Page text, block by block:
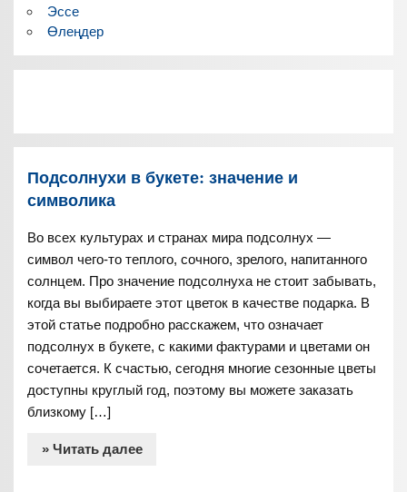
Эссе
Өлеңдер
Подсолнухи в букете: значение и
символика
Во всех культурах и странах мира подсолнух —
символ чего-то теплого, сочного, зрелого, напитанного
солнцем. Про значение подсолнуха не стоит забывать,
когда вы выбираете этот цветок в качестве подарка. В
этой статье подробно расскажем, что означает
подсолнух в букете, с какими фактурами и цветами он
сочетается. К счастью, сегодня многие сезонные цветы
доступны круглый год, поэтому вы можете заказать
близкому […]
» Читать далее